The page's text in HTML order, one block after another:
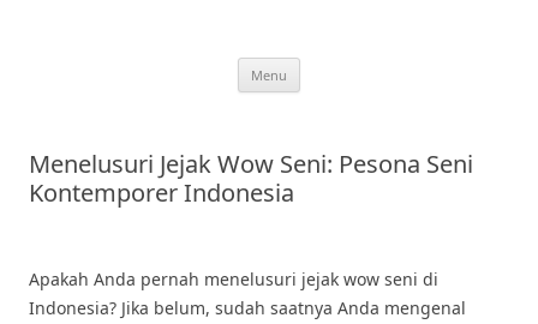
Menu
Menelusuri Jejak Wow Seni: Pesona Seni
Kontemporer Indonesia
Apakah Anda pernah menelusuri jejak wow seni di
Indonesia? Jika belum, sudah saatnya Anda mengenal